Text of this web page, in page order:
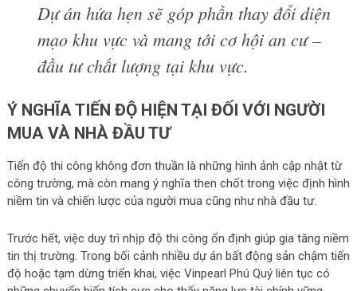
Dự án hứa hẹn sẽ góp phần thay đổi diện
mạo khu vực và mang tới cơ hội an cư –
đầu tư chất lượng tại khu vực.
Ý NGHĨA TIẾN ĐỘ HIỆN TẠI ĐỐI VỚI NGƯỜI
MUA VÀ NHÀ ĐẦU TƯ
Tiến độ thi công không đơn thuần là những hình ảnh cập nhật từ
công trường, mà còn mang ý nghĩa then chốt trong việc định hình
niềm tin và chiến lược của người mua cũng như nhà đầu tư.
Trước hết, việc duy trì nhịp độ thi công ổn định giúp gia tăng niềm
tin thị trường. Trong bối cảnh nhiều dự án bất động sản chậm tiến
độ hoặc tạm dừng triển khai, việc Vinpearl Phú Quý liên tục có